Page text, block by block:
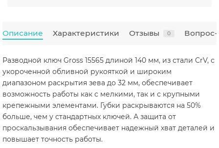
Описание Характеристики Отзывы 0 Вопрос-
Разводной ключ Gross 15565 длиной 140 мм, из стали CrV, с
укороченной обливной рукояткой и широким
диапазоном раскрытия зева до 32 мм, обеспечивает
возможность работы как с мелкими, так и с крупными
крепежными элементами. Губки раскрываются на 50%
больше, чем у стандартных ключей. А защита от
проскальзывания обеспечивает надежный хват деталей и
повышает точность работы.